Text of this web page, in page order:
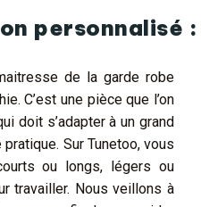
personnalisé :
de la garde robe
C’est une pièce que l’on
doit s’adapter à un grand
Sur Tunetoo, vous
ou longs, légers ou
travailler. Nous veillons à